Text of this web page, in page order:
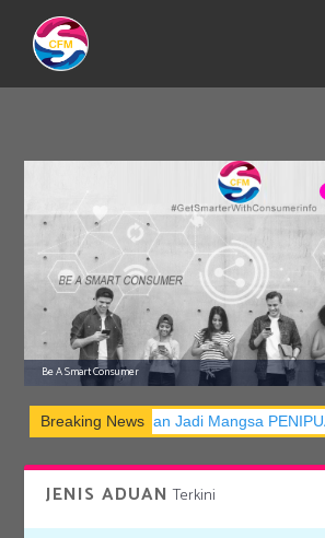
KATEGORI: GAYA
Be A Smart Consumer
Breaking News
Jangan Jadi Mangsa PENIPUAN Telefon!
JENIS ADUAN Terkini